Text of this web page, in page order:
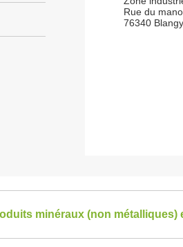
Rue du
76340
minéraux (non métalliques)